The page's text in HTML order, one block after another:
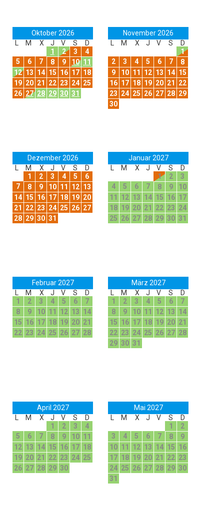
Oktober 2026
M X J V S
D
1
2 3
4
5
6 7 8 9 10 11
12 13 14 15 16 17 18
19 20 21 22 23 24 25
26 27 28 29 30 31
November 2026
M X J V S
D
1
2
3 4 5 6 7
8
9
10 11 12 13 14 15
16 17 18 19 20 21
22
23 24 25 26 27 28 29
30
Dezember 2026
M X J V S
D
1
2 3 4 5
6
7
8 9 10 11 12 13
14 15 16 17 18 19 20
21
22 23 24 25 26 27
28 29 30 31
Januar 2027
M X J V S
D
1
2
3
4
5 6 7 8 9
10
11
12 13 14 15 16 17
18 19 20 21 22 23 24
25 26 27 28 29 30 31
Februar 2027
M X J V S
D
1
2 3 4 5 6
7
8
9 10 11 12 13 14
15 16 17 18 19 20 21
22 23 24 25 26 27 28
März 2027
M X J V S
D
1
2 3 4 5 6
7
8
9 10 11 12 13 14
15 16 17 18 19 20 21
22 23 24 25 26 27 28
29 30 31
April 2027
M X J V S
D
1
2 3
4
5
6 7 8 9 10 11
12 13 14 15 16 17 18
19 20 21 22 23 24 25
26 27 28 29 30
Mai 2027
M X J V S
D
1
2
3
4 5 6 7 8
9
10 11 12 13 14 15 16
17 18 19 20 21 22 23
24 25 26 27 28 29 30
31